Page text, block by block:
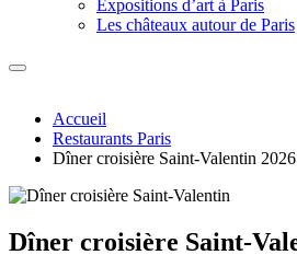
Expositions d’art à Paris
Les châteaux autour de Paris
Accueil
Restaurants Paris
Dîner croisière Saint-Valentin
Dîner croisière Saint-